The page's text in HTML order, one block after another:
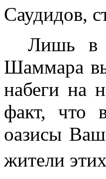
Саудидов,
Лишь в
Шаммара
набеги на
факт, что
оазисы
жители